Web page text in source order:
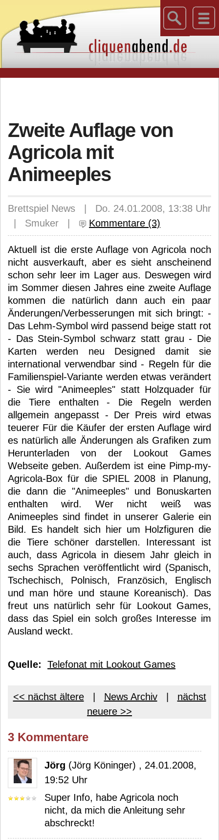
Zweite Auflage von
Agricola mit
Animeeples
Brettspiel News | Do. 24.01.2008, 13:38 Uhr
| Smuker |
Kommentare (3)
Aktuell ist die erste Auflage von Agricola noch
nicht ausverkauft, aber es sieht anscheinend
schon sehr leer im Lager aus. Deswegen wird
im Sommer diesen Jahres eine zweite Auflage
kommen die natürlich dann auch ein paar
Änderungen/Verbesserungen mit sich bringt: -
Das Lehm-Symbol wird passend beige statt rot
- Das Stein-Symbol schwarz statt grau - Die
Karten werden neu Designed damit sie
international verwendbar sind - Regeln für die
Familienspiel-Variante werden etwas verändert
- Sie wird "Animeeples" statt Holzquader für
die Tiere enthalten - Die Regeln werden
allgemein angepasst - Der Preis wird etwas
teuerer Für die Käufer der ersten Auflage wird
es natürlich alle Änderungen als Grafiken zum
Herunterladen von der Lookout Games
Webseite geben. Außerdem ist eine Pimp-my-
Agricola-Box für die SPIEL 2008 in Planung,
die dann die "Animeeples" und Bonuskarten
enthalten wird. Wer nicht weiß was
Animeeples sind findet in unserer Galerie ein
Bild. Es handelt sich hier um Holzfiguren die
die Tiere schöner darstellen. Interessant ist
auch, dass Agricola in diesem Jahr gleich in
sechs Sprachen veröffentlicht wird (Spanisch,
Tschechisch, Polnisch, Französich, Englisch
und man höre und staune Koreanisch). Das
freut uns natürlich sehr für Lookout Games,
dass das Spiel ein solch großes Interesse im
Ausland weckt.
Quelle: Telefonat mit Lookout Games
<< nächst ältere| News Archiv| nächst
neuere >>
3 Kommentare
Jörg (Jörg Köninger) , 24.01.2008,
19:52 Uhr
Super Info, habe Agricola noch
nicht, da mich die Anleitung sehr
abschreckt!